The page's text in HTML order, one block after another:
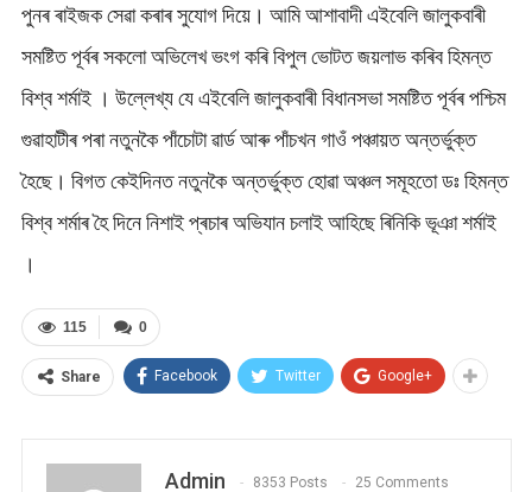
পুনৰ ৰাইজক সেৱা কৰাৰ সুযোগ দিয়ে। আমি আশাবাদী এইবেলি জালুকবাৰী
সমষ্টিত পূৰ্বৰ সকলো অভিলেখ ভংগ কৰি বিপুল ভোটত জয়লাভ কৰিব হিমন্ত
বিশ্ব শৰ্মাই । উল্লেখ্য যে এইবেলি জালুকবাৰী বিধানসভা সমষ্টিত পূৰ্বৰ পশ্চিম
গুৱাহাটীৰ পৰা নতুনকৈ পাঁচোটা ৱাৰ্ড আৰু পাঁচখন গাওঁ পঞ্চায়ত অন্তৰ্ভুক্ত
হৈছে। বিগত কেইদিনত নতুনকৈ অন্তৰ্ভুক্ত হোৱা অঞ্চল সমূহতো ডঃ হিমন্ত
বিশ্ব শৰ্মাৰ হৈ দিনে নিশাই প্ৰচাৰ অভিযান চলাই আহিছে ৰিনিকি ভূঞা শৰ্মাই
।
0
115
Share Facebook Twitter Google+
Admin 8353 Posts 25 Comments